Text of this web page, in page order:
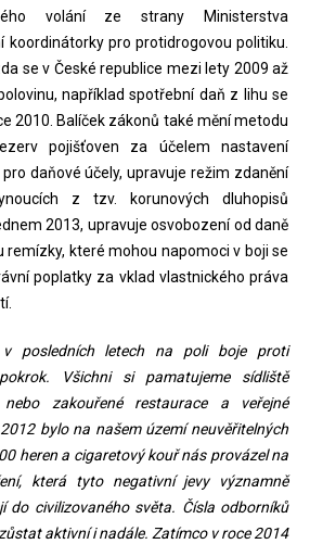
volání ze strany Ministerstva
koordinátorky pro protidrogovou politiku.
se v České republice mezi lety 2009 až
například spotřební daň z lihu se
2010. Balíček zákonů také mění metodu
pojišťoven za účelem nastavení
daňové účely, upravuje režim zdanění
z tzv. korunových dluhopisů
2013, upravuje osvobození od daně
remízky, které mohou napomoci v boji se
poplatky za vklad vlastnického práva
v posledních letech na poli boje proti
Všichni si pamatujeme sídliště
nebo zakouřené restaurace a veřejné
bylo na našem území neuvěřitelných
heren a cigaretový kouř nás provázel na
která tyto negativní jevy významně
do civilizovaného světa. Čísla odborníků
aktivní i nadále. Zatímco v roce 2014